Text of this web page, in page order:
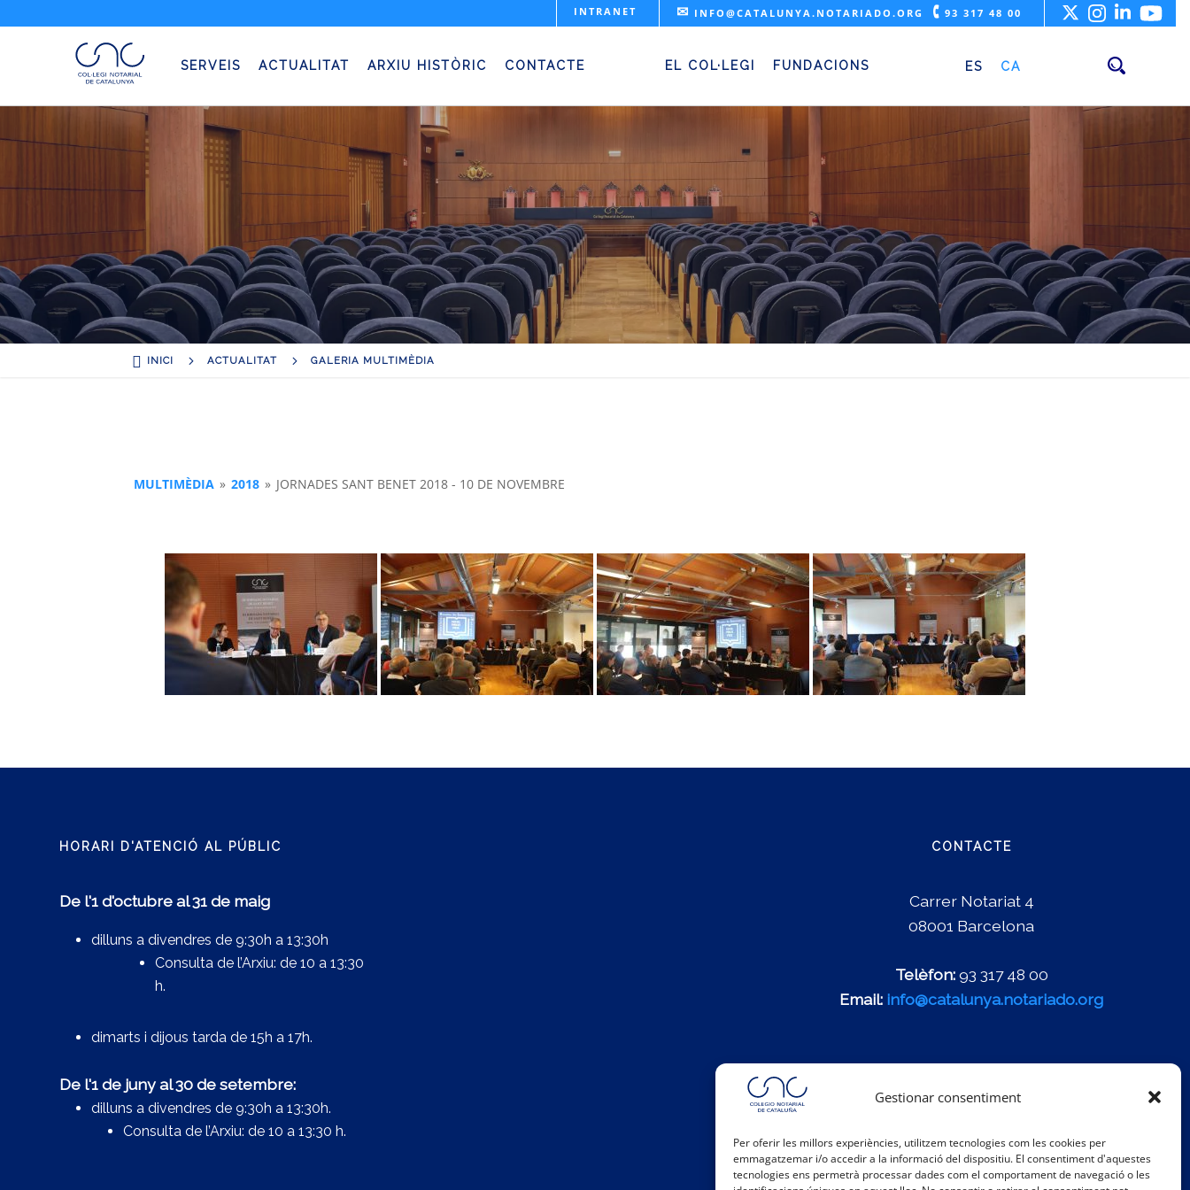
Gestionar consentiment
Per oferir les millors experiències, utilitzem tecnologies com les cookies per
emmagatzemar i/o accedir a la informació del dispositiu. El consentiment d'aquestes
tecnologies ens permetrà processar dades com el comportament de navegació o les
✉ INFO@CATALUNYA.NOTARIADO.ORG 🕻 93 317 48 00
INTRANET
SERVEIS ACTUALITAT ARXIU HISTÒRIC CONTACTE EL COL·LEGI FUNDACIONS ES CA
Galeria Multimèdia
 INICI 5 ACTUALITAT 5 GALERIA MULTIMÈDIA
MULTIMÈDIA » 2018 » JORNADES SANT BENET 2018 - 10 DE NOVEMBRE
HORARI D'ATENCIÓ AL PÚBLIC
De l'1 d'octubre al 31 de maig
dilluns a divendres de 9:30h a 13:30h
Consulta de l’Arxiu: de 10 a 13:30
h.
dimarts i dijous tarda de 15h a 17h.
De l'1 de juny al 30 de setembre:
dilluns a divendres de 9:30h a 13:30h.
Consulta de l’Arxiu: de 10 a 13:30 h.
CONTACTE
Carrer Notariat 4
08001 Barcelona
Telèfon:93 317 48 00
Email: info@catalunya.notariado.org